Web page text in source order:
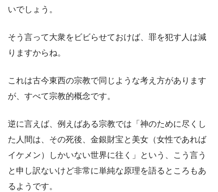
いでしょう。
そう言って大衆をビビらせておけば、罪を犯す人は減
りますからね。
これは古今東西の宗教で同じような考え方があります
が、すべて宗教的概念です。
逆に言えば、例えばある宗教では「神のために尽くし
た人間は、その死後、金銀財宝と美女（女性であれば
イケメン）しかいない世界に往く」という、こう言う
と申し訳ないけど非常に単純な原理を語るところもあ
るようです。